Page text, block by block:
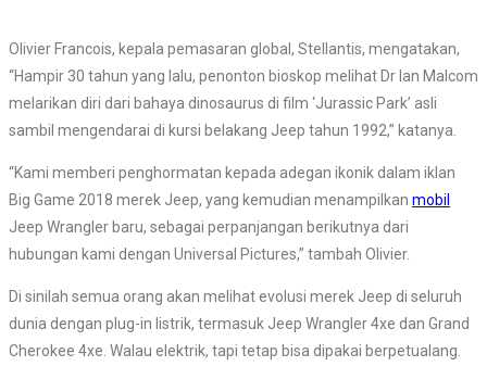
Olivier Francois, kepala pemasaran global, Stellantis, mengatakan,
“Hampir 30 tahun yang lalu, penonton bioskop melihat Dr Ian Malcom
melarikan diri dari bahaya dinosaurus di film ‘Jurassic Park’ asli
sambil mengendarai di kursi belakang Jeep tahun 1992,” katanya.
“Kami memberi penghormatan kepada adegan ikonik dalam iklan
Big Game 2018 merek Jeep, yang kemudian menampilkan mobil
Jeep Wrangler baru, sebagai perpanjangan berikutnya dari
hubungan kami dengan Universal Pictures,” tambah Olivier.
Di sinilah semua orang akan melihat evolusi merek Jeep di seluruh
dunia dengan plug-in listrik, termasuk Jeep Wrangler 4xe dan Grand
Cherokee 4xe. Walau elektrik, tapi tetap bisa dipakai berpetualang.